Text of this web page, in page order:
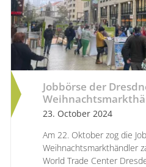
Jobbörse der
23. October 2024
Am 22. Oktober zog die
Weihnachtsmarkthändler
World Trade Center